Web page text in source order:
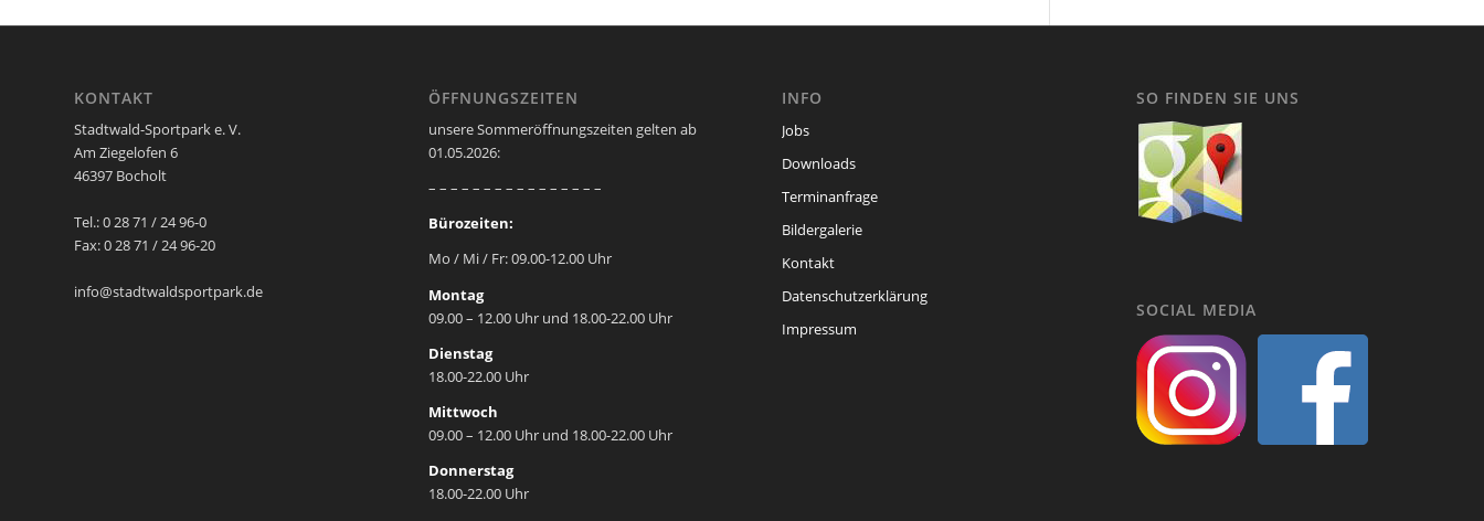
KONTAKT
Stadtwald-Sportpark e. V.
Am Ziegelofen 6
46397 Bocholt
Tel.: 0 28 71 / 24 96-0
Fax: 0 28 71 / 24 96-20
info@stadtwaldsportpark.de
ÖFFNUNGSZEITEN
unsere Sommeröffnungszeiten gelten ab
01.05.2026:
– – – – – – – – – – – – – – – –
Bürozeiten:
Mo / Mi / Fr: 09.00-12.00 Uhr
Montag
09.00 – 12.00 Uhr und 18.00-22.00 Uhr
Dienstag
18.00-22.00 Uhr
Mittwoch
09.00 – 12.00 Uhr und 18.00-22.00 Uhr
Donnerstag
18.00-22.00 Uhr
INFO
Jobs
Downloads
Terminanfrage
Bildergalerie
Kontakt
Datenschutzerklärung
Impressum
SO FINDEN SIE UNS
SOCIAL MEDIA